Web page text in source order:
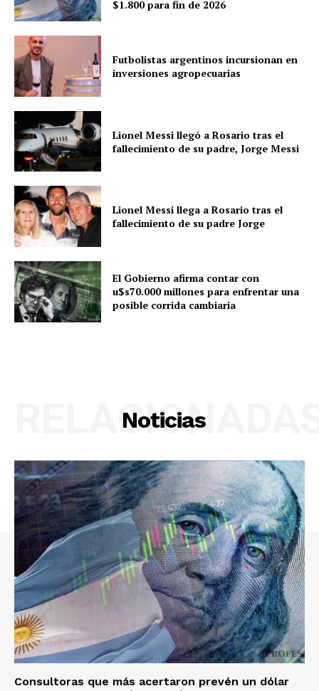
$1.800 para fin de 2026
Futbolistas argentinos incursionan en
inversiones agropecuarias
Lionel Messi llegó a Rosario tras el
fallecimiento de su padre, Jorge Messi
Lionel Messi llega a Rosario tras el
fallecimiento de su padre Jorge
El Gobierno afirma contar con
u$s70.000 millones para enfrentar una
posible corrida cambiaria
Noticias
Consultoras que más acertaron prevén un dólar